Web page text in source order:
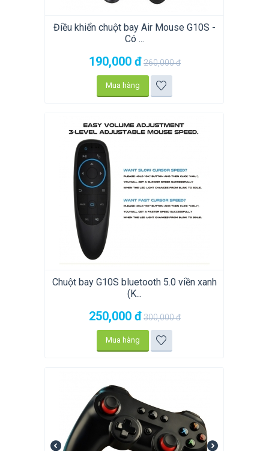
Điều khiển chuột bay Air Mouse G10S -
Có ...
190,000 đ260,000đ
Mua hàng
Chuột bay G10S bluetooth 5.0 viền xanh
(K...
250,000 đ300,000đ
Mua hàng